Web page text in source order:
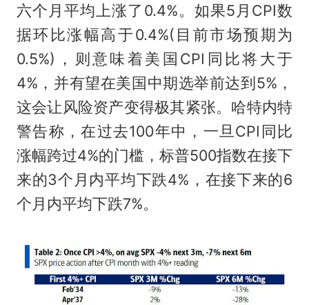
六个月平均上涨了0.4%。如果5月CPI数
据环比涨幅高于0.4%(目前市场预期为
0.5%)，则意味着美国CPI同比将大于
4%，并有望在美国中期选举前达到5%，
这会让风险资产变得极其紧张。哈特内特
警告称，在过去100年中，一旦CPI同比
涨幅跨过4%的门槛，标普500指数在接下
来的3个月内平均下跌4%，在接下来的6
个月内平均下跌7%。